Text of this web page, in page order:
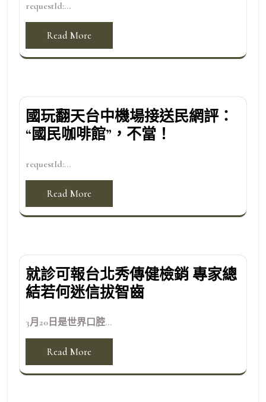
requestId:...
Read More
國玩翻天台中機場接送民網評：
“國民咖啡館”，不當！
requestId:...
Read More
就診可報台北秀傳健檢銷 專家總
結若何迷信拔智齒
3月20日是世界口腔...
Read More